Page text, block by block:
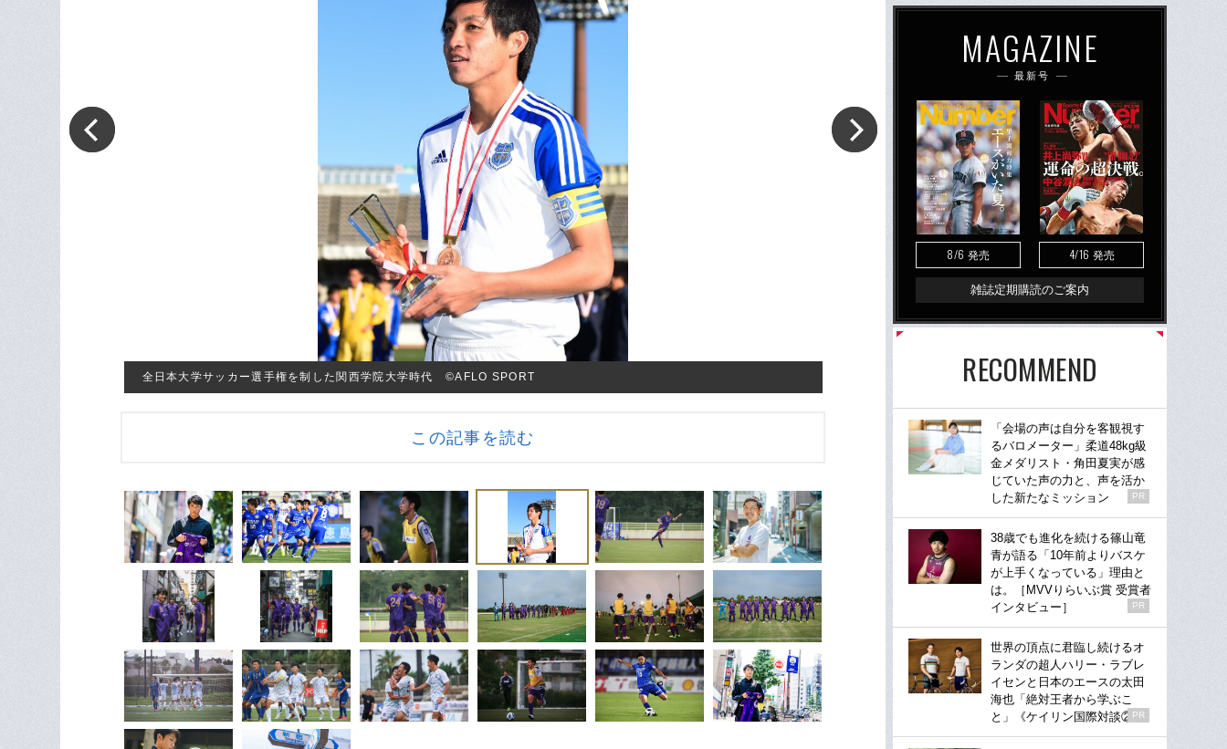
全日本大学サッカー選手権を制した関西学院大学時代 ©︎AFLO SPORT
この記事を読む
MAGAZINE
最新号
8/6 発売 4/16 発売
雑誌定期購読のご案内
RECOMMEND
「会場の声は自分を客観視す
るバロメーター」柔道48kg級
金メダリスト・角田夏実が感
じていた声の力と、声を活か
した新たなミッション
PR
38歳でも進化を続ける篠山竜
青が語る「10年前よりバスケ
が上手くなっている」理由と
は。［MVVりらいぶ賞 受賞者
インタビュー］
PR
世界の頂点に君臨し続けるオ
ランダの超人ハリー・ラブレ
イセンと日本のエースの太田
海也「絶対王者から学ぶこ
と」《ケイリン国際対談②》
PR